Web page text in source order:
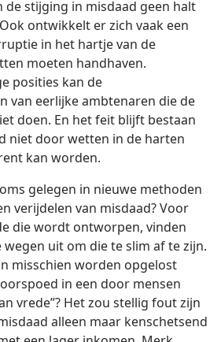
de stijging in misdaad geen halt
ontwikkelt er zich vaak een
in het hartje van de
moeten handhaven.
posities kan de
van eerlijke ambtenaren die de
doen. En het feit blijft bestaan
niet door wetten in de harten
kan worden.
gelegen in nieuwe methoden
verijdelen van misdaad? Voor
die wordt ontworpen, vinden
uit om die te slim af te zijn.
misschien worden opgelost
in een door mensen
vrede”? Het zou stellig fout zijn
alleen maar kenschetsend